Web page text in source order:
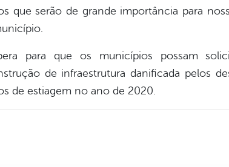
que serão de grande importância para
para que os municípios possam
de infraestrutura danificada pelos
de estiagem no ano de 2020.